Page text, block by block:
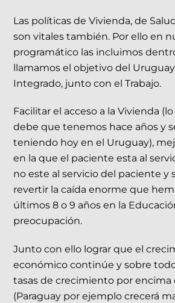
Las políticas de Vivienda, de
son vitales también. Por ello en
programático las incluimos
llamamos el objetivo del
Integrado, junto con el Trabajo.
Facilitar el acceso a la Vivienda
debe que tenemos hace años y
teniendo hoy en el Uruguay),
en la que el paciente esta al
no este al servicio del paciente y
revertir la caída enorme que
últimos 8 o 9 años en la
preocupación.
Junto con ello lograr que el
económico continúe y sobre
tasas de crecimiento por encima
(Paraguay por ejemplo crecerá